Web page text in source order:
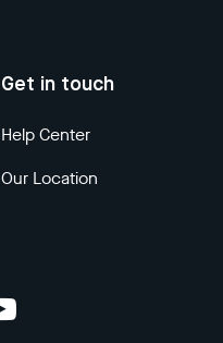
Get in touch
Help Center
Our Location